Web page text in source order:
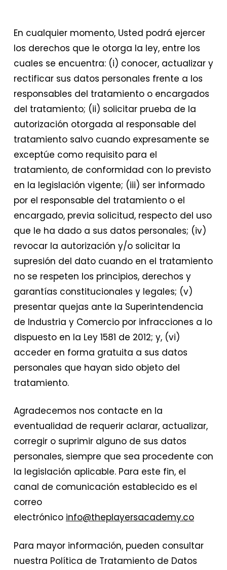
En cualquier momento, Usted podrá ejercer
los derechos que le otorga la ley, entre los
cuales se encuentra: (i) conocer, actualizar y
rectificar sus datos personales frente a los
responsables del tratamiento o encargados
del tratamiento; (ii) solicitar prueba de la
autorización otorgada al responsable del
tratamiento salvo cuando expresamente se
exceptúe como requisito para el
tratamiento, de conformidad con lo previsto
en la legislación vigente; (iii) ser informado
por el responsable del tratamiento o el
encargado, previa solicitud, respecto del uso
que le ha dado a sus datos personales; (iv)
revocar la autorización y/o solicitar la
supresión del dato cuando en el tratamiento
no se respeten los principios, derechos y
garantías constitucionales y legales; (v)
presentar quejas ante la Superintendencia
de Industria y Comercio por infracciones a lo
dispuesto en la Ley 1581 de 2012; y, (vi)
acceder en forma gratuita a sus datos
personales que hayan sido objeto del
tratamiento.
​Agradecemos nos contacte en la
eventualidad de requerir aclarar, actualizar,
corregir o suprimir alguno de sus datos
personales, siempre que sea procedente con
la legislación aplicable. Para este fin, el
canal de comunicación establecido es el
correo
electrónico info@theplayersacademy.co
​Para mayor información, pueden consultar
nuestra Política de Tratamiento de Datos